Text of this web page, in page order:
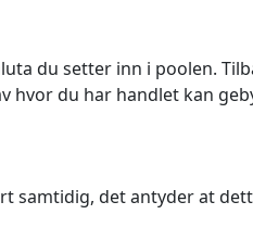
du setter inn i poolen.
hvor du har handlet kan
samtidig, det antyder at